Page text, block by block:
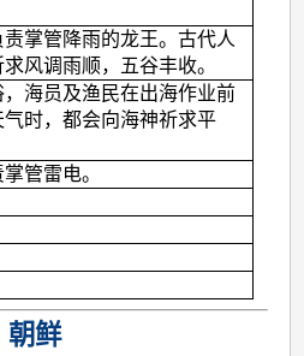
掌管降雨的龙王。古代人
风调雨顺，五谷丰收。
海员及渔民在出海作业前
时，都会向海神祈求平
管雷电。
朝鲜